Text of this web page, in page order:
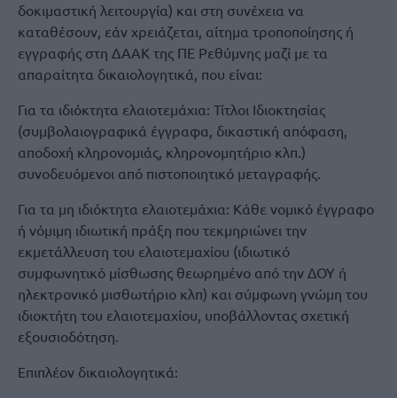
δοκιμαστική λειτουργία) και στη συνέχεια να
καταθέσουν, εάν χρειάζεται, αίτημα τροποποίησης ή
εγγραφής στη ΔΑAK της ΠΕ Ρεθύμνης μαζί με τα
απαραίτητα δικαιολογητικά, που είναι:
Για τα ιδιόκτητα ελαιοτεμάχια: Τίτλοι Ιδιοκτησίας
(συμβολαιογραφικά έγγραφα, δικαστική απόφαση,
αποδοχή κληρονομιάς, κληρονομητήριο κλπ.)
συνοδευόμενοι από πιστοποιητικό μεταγραφής.
Για τα μη ιδιόκτητα ελαιοτεμάχια: Kάθε νομικό έγγραφο
ή νόμιμη ιδιωτική πράξη που τεκμηριώνει την
εκμετάλλευση του ελαιοτεμαχίου (ιδιωτικό
συμφωνητικό μίσθωσης θεωρημένο από την ΔΟΥ ή
ηλεκτρονικό μισθωτήριο κλπ) και σύμφωνη γνώμη του
ιδιοκτήτη του ελαιοτεμαχίου, υποβάλλοντας σχετική
εξουσιοδότηση.
Επιπλέον δικαιολογητικά: